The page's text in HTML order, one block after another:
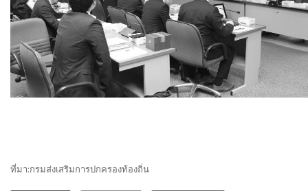
ที่มา:กรมส่งเสริมการปกครองท้องถิ่น